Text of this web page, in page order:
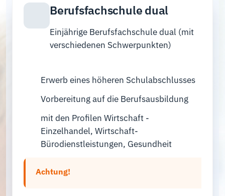
Berufsfachschule dual
Einjährige Berufsfachschule dual (mit
verschiedenen Schwerpunkten)
Erwerb eines höheren Schulabschlusses
Vorbereitung auf die Berufsausbildung
mit den Profilen Wirtschaft -
Einzelhandel, Wirtschaft-
Bürodienstleistungen, Gesundheit
Achtung!